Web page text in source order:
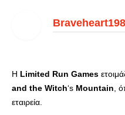
Η Limited Run Games
and the Witch‘s Mountain ,
εταιρεία.